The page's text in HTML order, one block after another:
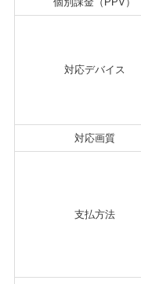
対応デバイス
対応画質
支払方法